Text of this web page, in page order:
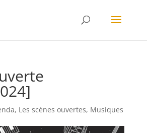
, Les scènes ouvertes, Musiques